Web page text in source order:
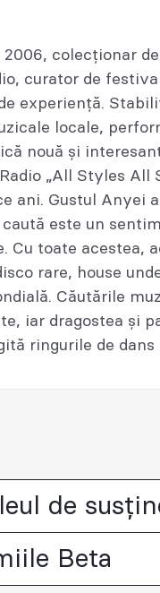
colecționar
curator de
experiență.
locale,
nouă și
Radio „All Styles
ani. Gustul Anyei
este un
Cu toate acestea,
rare, house
Căutările
iar dragostea și
ringurile de
de
Beta